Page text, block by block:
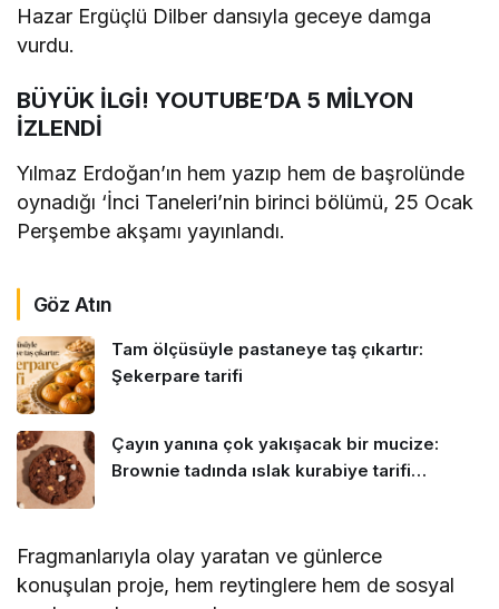
Hazar Ergüçlü Dilber dansıyla geceye damga
vurdu.
BÜYÜK İLGİ! YOUTUBE’DA 5 MİLYON
İZLENDİ
Yılmaz Erdoğan’ın hem yazıp hem de başrolünde
oynadığı ‘İnci Taneleri’nin birinci bölümü, 25 Ocak
Perşembe akşamı yayınlandı.
Göz Atın
Tam ölçüsüyle pastaneye taş çıkartır:
Şekerpare tarifi
Çayın yanına çok yakışacak bir mucize:
Brownie tadında ıslak kurabiye tarifi…
Fragmanlarıyla olay yaratan ve günlerce
konuşulan proje, hem reytinglere hem de sosyal